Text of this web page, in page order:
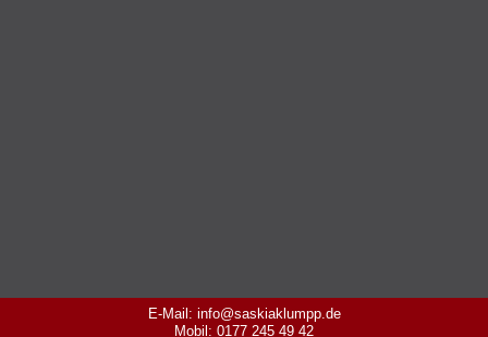
E-Mail: info@saskiaklumpp.de
Mobil: 0177 245 49 42